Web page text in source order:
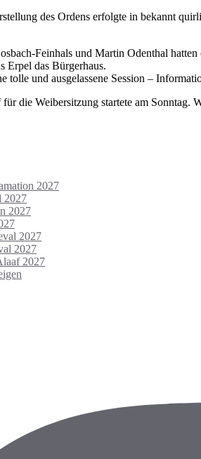
des Ordens erfolgte in bekannt
Feinhals und Martin Odenthal
Erpel das Bürgerhaus.
tolle und ausgelassene Session –
die Weibersitzung startete am Sonntag.
2027
2027
2027
2027
2027
2027